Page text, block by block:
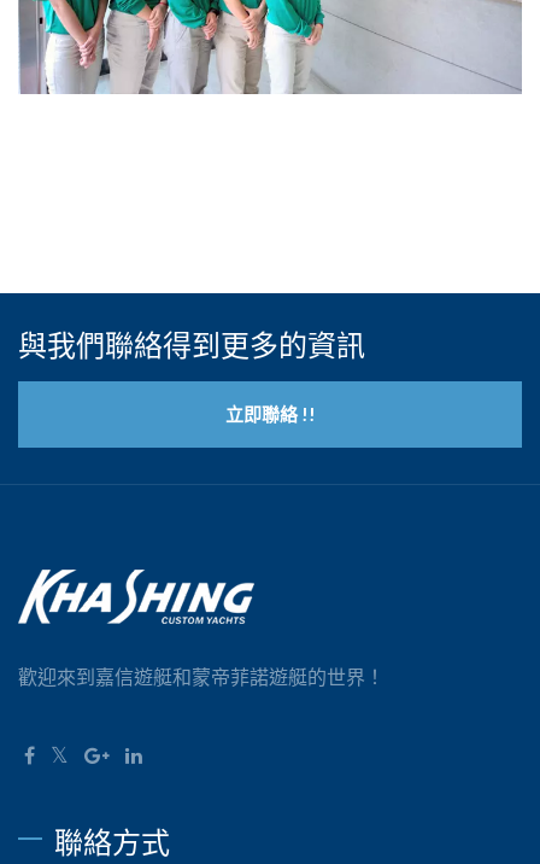
與我們聯絡得到更多的資訊
立即聯絡 !!
歡迎來到嘉信遊艇和蒙帝菲諾遊艇的世界！
聯絡方式